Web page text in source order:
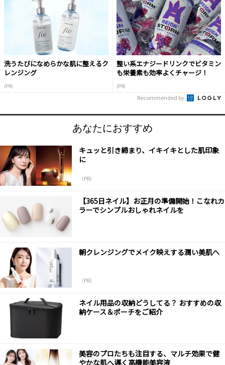
洗うたびになめらかな肌に整えるク
レンジング
(PR)
整い系エナジードリンクでビタミン
も栄養素も効率よくチャージ！
(PR)
Recommended by
あなたにおすすめ
キュッと引き締まり、イキイキとした肌印象
に
（PR）
【365日ネイル】お正月の準備開始！こなれカ
ラーでシンプルおしゃれネイルを
朝クレンジングでメイク映えする潤い美肌へ
（PR）
ネイル用品の収納どうしてる？ おすすめの収
納ケース＆ポーチをご紹介
美容のプロたちも注目する、マルチ効果で健
やかな肌へ導く高機能美容液